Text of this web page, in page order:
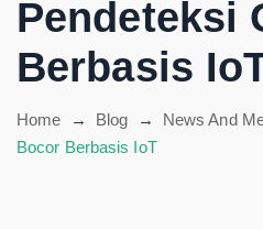
Pendeteksi
Berbasis
Home → Blog → News And
Bocor Berbasis IoT